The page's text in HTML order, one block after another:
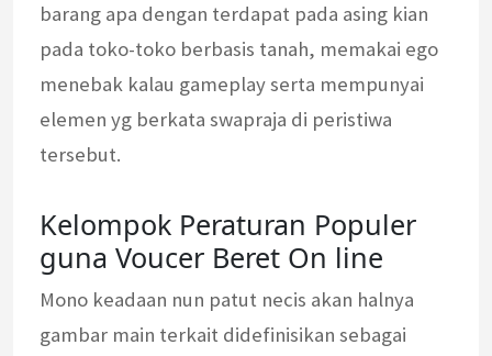
barang apa dengan terdapat pada asing kian
pada toko-toko berbasis tanah, memakai ego
menebak kalau gameplay serta mempunyai
elemen yg berkata swapraja di peristiwa
tersebut.
Kelompok Peraturan Populer
guna Voucer Beret On line
Mono keadaan nun patut necis akan halnya
gambar main terkait didefinisikan sebagai